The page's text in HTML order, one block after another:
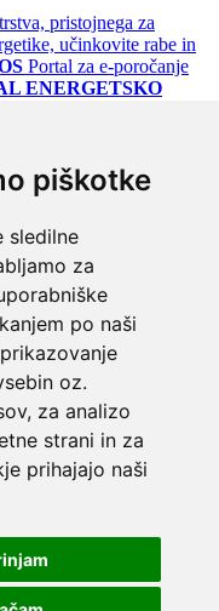
piškotke
sledilne
za
po naši
oz.
za analizo
strani in za
prihajajo naši
pristojnega za
učinkovite rabe in
Portal za e-poročanje
ENERGETSKO
- za izdelovalce in
mesto o državni
za podjetja in
odprtih podatkov
na bež
Modro na rumenem
Črno na vijoličnem